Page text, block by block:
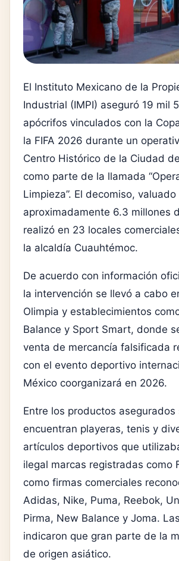
El Instituto Mexicano de la
Industrial (IMPI) aseguró 19 mil
apócrifos vinculados con la
la FIFA 2026 durante un
Centro Histórico de la Ciudad
como parte de la llamada
Limpieza”. El decomiso, valuado
aproximadamente 6.3 millones
realizó en 23 locales
la alcaldía Cuauhtémoc.
De acuerdo con información
la intervención se llevó a cabo
Olimpia y establecimientos
Balance y Sport Smart, donde
venta de mercancía falsificada
con el evento deportivo
México coorganizará en 2026.
Entre los productos asegurados
encuentran playeras, tenis y
artículos deportivos que
ilegal marcas registradas como
como firmas comerciales
Adidas, Nike, Puma, Reebok,
Pirma, New Balance y Joma.
indicaron que gran parte de la
de origen asiático.